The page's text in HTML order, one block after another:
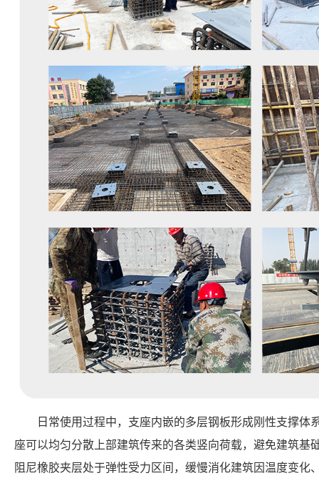
日常使用过程中，支座内嵌的多层钢板形成刚性支撑体
座可以均匀分散上部建筑传来的各类竖向荷载，避免建筑基
阻尼橡胶夹层处于弹性受力区间，缓慢消化建筑因温度变化